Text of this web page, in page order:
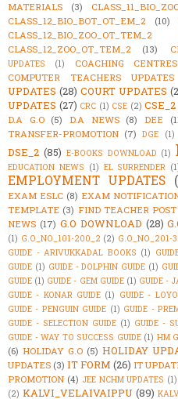
MATERIALS
(3)
CLASS_12_BIO_BOT_OT_EM_2
(10)
CLASS_12_BIO_ZOO_OT_TEM_2
CLASS_12_ZOO_OT_TEM_2
(13)
UPDATES
(1) COACHING CENTRES
COMPUTER TEACHERS UPDATES
UPDATES (28) COURT UPDATES
UPDATES (27) CRC (1) CSE (2) CSE_2
D.A G.O (5) D.A NEWS (8) DEE
TRANSFER-PROMOTION (7) DGE (1)
DSE_2 (85) E-BOOKS DOWNLOAD (1)
EDUCATION NEWS (1) EL SURRENDER
EMPLOYMENT UPDATES
EXAM ESLC (8) EXAM
TEMPLATE (3) FIND TEACHER POST
NEWS (17) G.O DOWNLOAD (28)
(1) G.O_NO_101-200_2 (2) G.O_NO_201-
GUIDE - ARIVUKKADAL BOOKS (1)
GUIDE (1) GUIDE - DOLPHIN GUIDE (1)
GUIDE (1) GUIDE - GEM GUIDE (1) GUIDE -
GUIDE - KONAR GUIDE (1) GUIDE -
GUIDE - PENGUIN GUIDE (1) GUIDE -
GUIDE - SELECTION GUIDE (1) GUIDE -
GUIDE - WAY TO SUCCESS GUIDE (1) HM
(6) HOLIDAY G.O (5) HOLIDAY
UPDATES (3) IT FORM (26) IT
PROMOTION (4) JEE NCHM UPDATES (1)
(2) KALVI_VELAIVAIPPU (89)